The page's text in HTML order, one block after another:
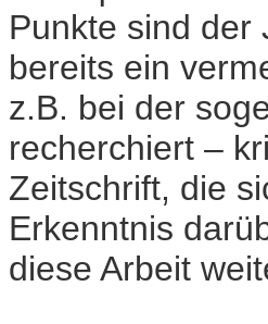
Punkte sind
bereits ein
z.B. bei der
recherchiert –
Zeitschrift, die
Erkenntnis
diese Arbeit